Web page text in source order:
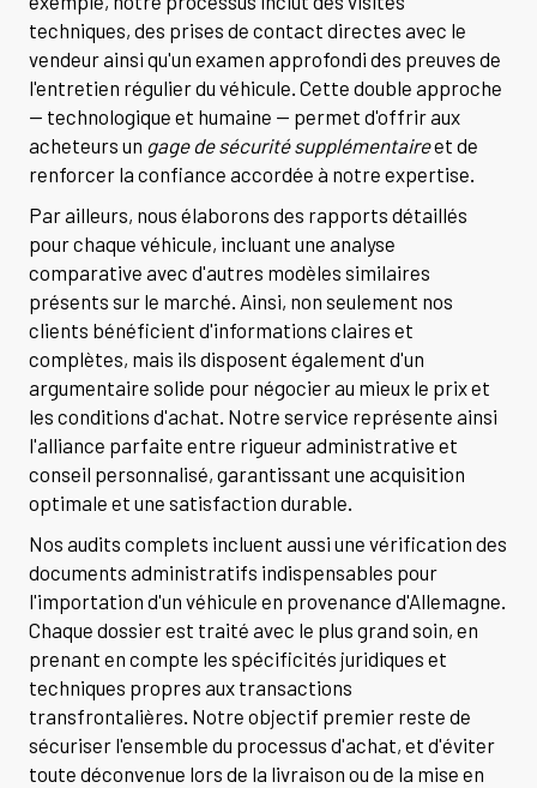
techniques, des prises de contact directes avec le
vendeur ainsi qu'un examen approfondi des preuves de
l'entretien régulier du véhicule. Cette double approche
— technologique et humaine — permet d'offrir aux
acheteurs un gage de sécurité supplémentaireet de
renforcer la confiance accordée à notre expertise.
Par ailleurs, nous élaborons des rapports détaillés
pour chaque véhicule, incluant une analyse
comparative avec d'autres modèles similaires
présents sur le marché. Ainsi, non seulement nos
clients bénéficient d'informations claires et
complètes, mais ils disposent également d'un
argumentaire solide pour négocier au mieux le prix et
les conditions d'achat. Notre service représente ainsi
l'alliance parfaite entre rigueur administrative et
conseil personnalisé, garantissant une acquisition
optimale et une satisfaction durable.
Nos audits complets incluent aussi une vérification des
documents administratifs indispensables pour
l'importation d'un véhicule en provenance d'Allemagne.
Chaque dossier est traité avec le plus grand soin, en
prenant en compte les spécificités juridiques et
techniques propres aux transactions
transfrontalières. Notre objectif premier reste de
sécuriser l'ensemble du processus d'achat, et d'éviter
toute déconvenue lors de la livraison ou de la mise en